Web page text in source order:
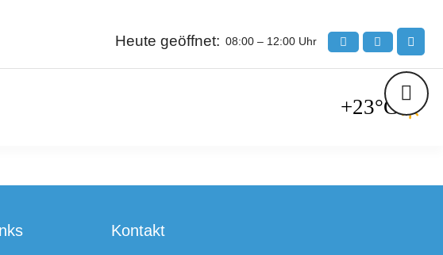
Heute geöffnet: 08:00 – 12:00 Uhr
+23°C
Kontakt